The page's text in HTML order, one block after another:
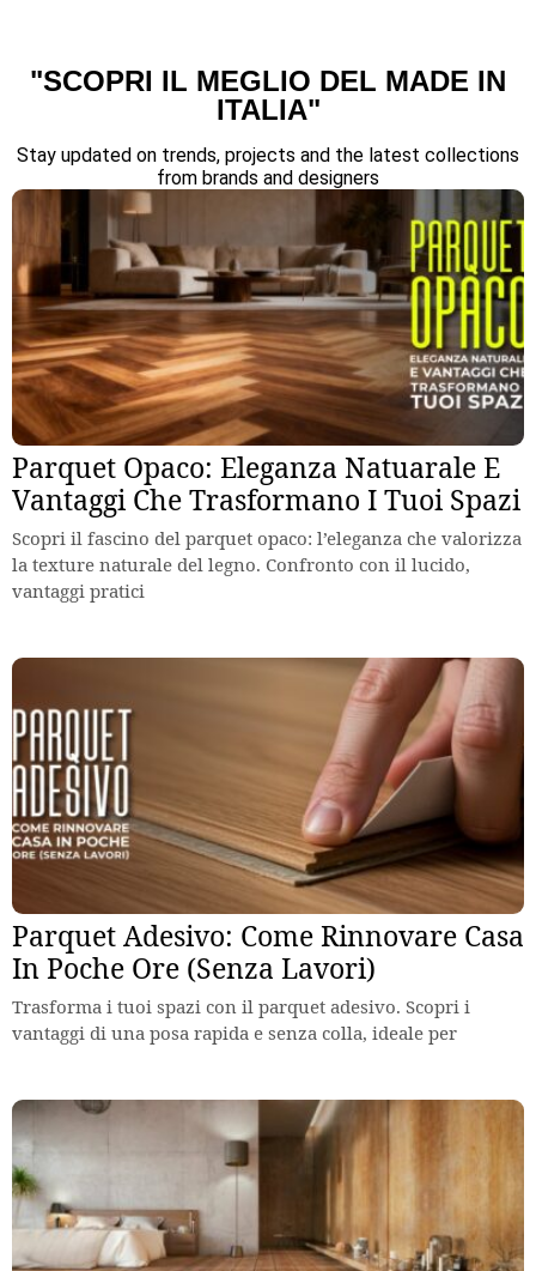
"SCOPRI IL MEGLIO DEL MADE IN
ITALIA"
Stay updated on trends, projects and the latest collections
from brands and designers
Parquet Opaco: Eleganza Natuarale E
Vantaggi Che Trasformano I Tuoi Spazi
Scopri il fascino del parquet opaco: l’eleganza che valorizza
la texture naturale del legno. Confronto con il lucido,
vantaggi pratici
Parquet Adesivo: Come Rinnovare Casa
In Poche Ore (Senza Lavori)
Trasforma i tuoi spazi con il parquet adesivo. Scopri i
vantaggi di una posa rapida e senza colla, ideale per